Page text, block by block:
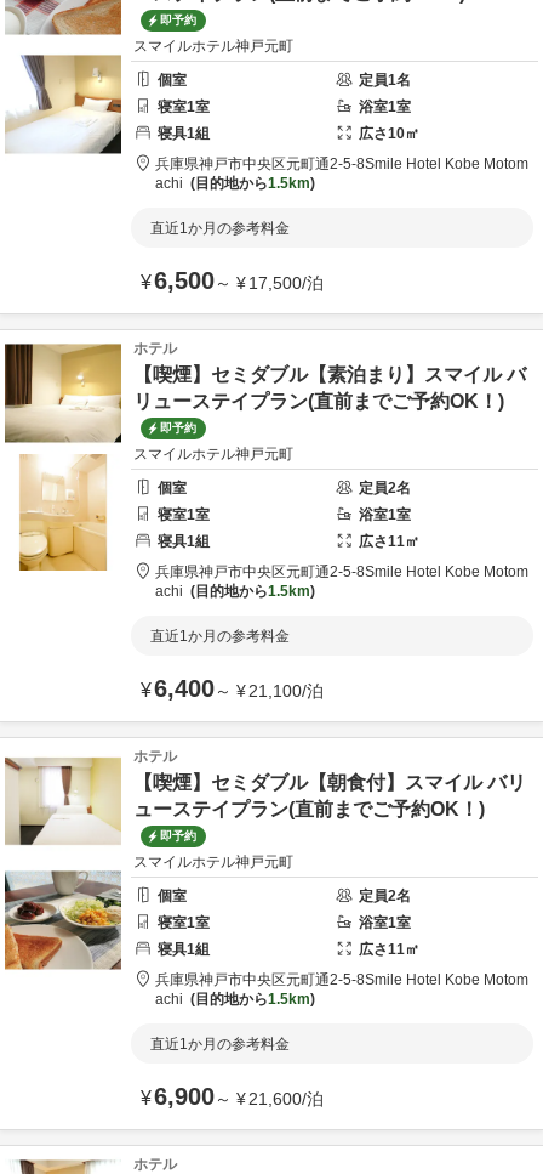
即予約
スマイルホテル神戸元町
個室
定員1名
寝室1室 浴室1室
寝具1組 広さ10㎡
兵庫県神戸市中央区元町通2-5-8Smile Hotel Kobe Motom
achi
目的地から1.5km
直近1か月の参考料金
¥6,500～ ¥17,500/泊
ホテル
【喫煙】セミダブル【素泊まり】スマイル バ
リューステイプラン(直前までご予約OK！)
即予約
スマイルホテル神戸元町
個室
定員2名
寝室1室 浴室1室
寝具1組 広さ11㎡
兵庫県神戸市中央区元町通2-5-8Smile Hotel Kobe Motom
achi
目的地から1.5km
直近1か月の参考料金
¥6,400～ ¥21,100/泊
ホテル
【喫煙】セミダブル【朝食付】スマイル バリ
ューステイプラン(直前までご予約OK！)
即予約
スマイルホテル神戸元町
個室
定員2名
寝室1室 浴室1室
寝具1組 広さ11㎡
兵庫県神戸市中央区元町通2-5-8Smile Hotel Kobe Motom
achi
目的地から1.5km
直近1か月の参考料金
¥6,900～ ¥21,600/泊
ホテル